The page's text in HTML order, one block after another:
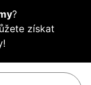
?
získat